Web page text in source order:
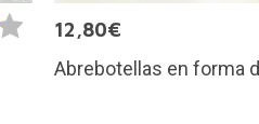
12,80€
Abrebotellas en forma